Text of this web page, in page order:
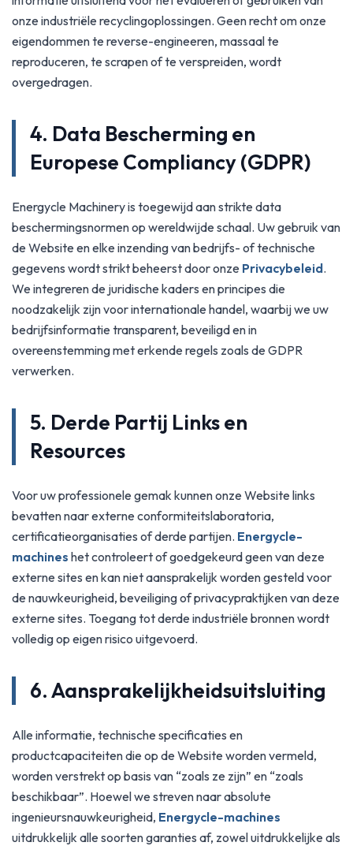
onze industriële recyclingoplossingen. Geen recht om onze
eigendommen te reverse-engineeren, massaal te
reproduceren, te scrapen of te verspreiden, wordt
overgedragen.
4. Data Bescherming en
Europese Compliancy (GDPR)
Energycle Machinery is toegewijd aan strikte data
beschermingsnormen op wereldwijde schaal. Uw gebruik van
de Website en elke inzending van bedrijfs- of technische
gegevens wordt strikt beheerst door onze Privacybeleid.
We integreren de juridische kaders en principes die
noodzakelijk zijn voor internationale handel, waarbij we uw
bedrijfsinformatie transparent, beveiligd en in
overeenstemming met erkende regels zoals de GDPR
verwerken.
5. Derde Partij Links en
Resources
Voor uw professionele gemak kunnen onze Website links
bevatten naar externe conformiteitslaboratoria,
certificatieorganisaties of derde partijen. Energycle-
machines het controleert of goedgekeurd geen van deze
externe sites en kan niet aansprakelijk worden gesteld voor
de nauwkeurigheid, beveiliging of privacypraktijken van deze
externe sites. Toegang tot derde industriële bronnen wordt
volledig op eigen risico uitgevoerd.
6. Aansprakelijkheidsuitsluiting
Alle informatie, technische specificaties en
productcapaciteiten die op de Website worden vermeld,
worden verstrekt op basis van “zoals ze zijn” en “zoals
beschikbaar”. Hoewel we streven naar absolute
ingenieursnauwkeurigheid, Energycle-machines
uitdrukkelijk alle soorten garanties af, zowel uitdrukkelijke als